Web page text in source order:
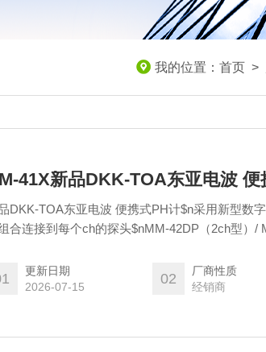
我的位置： 首页 >
41X新品DKK-TOA东亚电波 便
DKK-TOA东亚电波 便携式PH计$n采用新型数
合连接到每个ch的探头$nMM-42DP（2ch型）/
更新日期
2026-07-15
02
厂商性质
经销商